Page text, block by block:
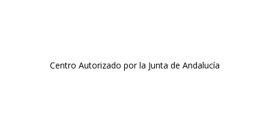
Centro Autorizado por la Junta de Andalucía